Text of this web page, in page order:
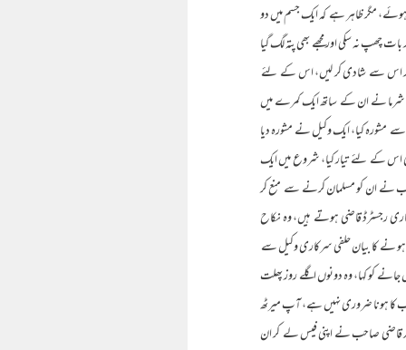
مگر ظاہر ہے کہ ایک جسم میں دو
نہ سکی اور مجھے بھی پتہ لگ گیا
کر اس سے شادی کر لیں، اس کے لئے
کو بلا لیا، آشا شرما نے ان کے ساتھ ایک کمرے میں
کیا، ایک وکیل نے مشورہ دیا
اس کے لئے تیار کیا، شروع میں ایک
نے ان کو مسلمان کرنے سے منع کر
رجسٹرڈ قاضی ہوتے ہیں، وہ نکاح
نے کا بیان حلفی سرکاری وکیل سے
کو کہا، وہ دونوں اگلے روز پھلت
کا ہونا ضروری نہیں ہے، آپ میرٹھ
بعد قاضی صاحب نے اپنی فیس لے کر ان